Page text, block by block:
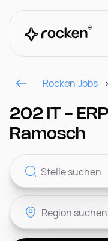
Für Arbeitgeber
Kontakt
Rocken Jobs
202 IT -
Ramosch